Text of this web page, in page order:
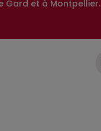
Gard et à Montpellier.